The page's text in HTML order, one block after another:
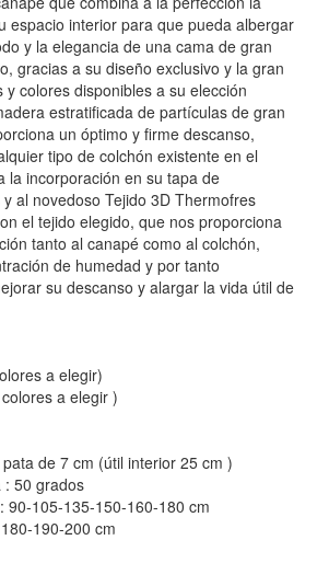
espacio interior para que pueda albergar
y la elegancia de una cama de gran
gracias a su diseño exclusivo y la gran
y colores disponibles a su elección
estratificada de partículas de gran
un óptimo y firme descanso,
tipo de colchón existente en el
la incorporación en su tapa de
al novedoso Tejido 3D Thermofres
el tejido elegido, que nos proporciona
tanto al canapé como al colchón,
de humedad y por tanto
su descanso y alargar la vida útil de
a elegir)
a elegir )
de 7 cm (útil interior 25 cm )
: 50 grados
90-105-135-150-160-180 cm
190-200 cm